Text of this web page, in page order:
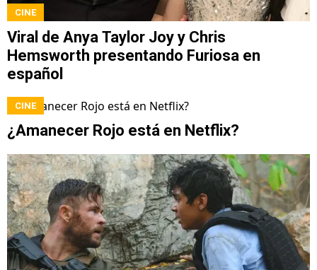
CINE
Viral de Anya Taylor Joy y Chris
Hemsworth presentando Furiosa en
español
CINE
¿Amanecer Rojo está en Netflix?